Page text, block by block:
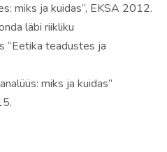
miks ja kuidas”, EKSA 2012.
läbi riikliku
“Eetika teadustes ja
miks ja kuidas”